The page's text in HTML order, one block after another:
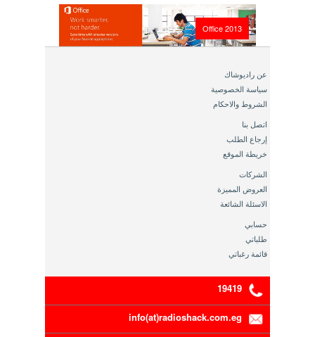
Office 2013
عن راديوشاك
سياسة الخصوصية
الشروط والاحكام
اتصل بنا
إرجاع الطلب
خريطة الموقع
الشركات
العروض المميزة
الاسئلة الشائعة
حسابي
طلباتي
قائمة رغباتي
19419
info(at)radioshack.com.eg